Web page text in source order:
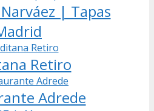
| Tapas
Retiro
Adrede